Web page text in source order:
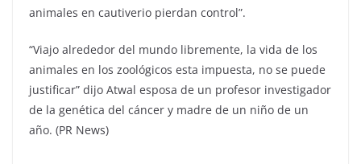
animales en cautiverio pierdan control”.
“Viajo alrededor del mundo libremente, la vida de los
animales en los zoológicos esta impuesta, no se puede
justificar” dijo Atwal esposa de un profesor investigador
de la genética del cáncer y madre de un niño de un
año. (PR News)